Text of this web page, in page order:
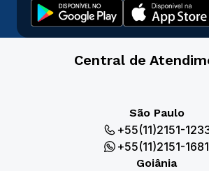
Central de
São Paulo
+55(11)2151-
+55(11)2151-1681
Goiânia